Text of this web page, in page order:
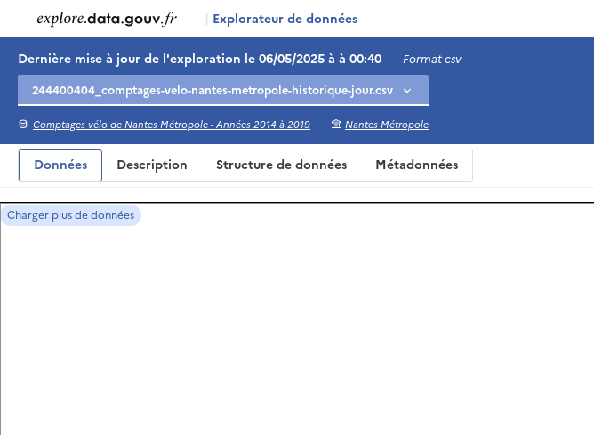
| Explorateur de données
Dernière mise à jour de l'exploration le 06/05/2025 à à 00:40 - Format csv
Comptages vélo de Nantes Métropole - Années 2014 à 2019 - Nantes Métropole
Données Description Structure de données Métadonnées
Charger plus de données